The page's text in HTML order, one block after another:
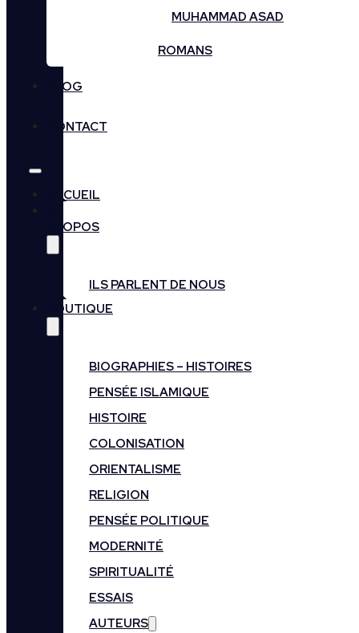
MUHAMMAD ASAD
ROMANS
BLOG
CONTACT
ACCUEIL
PROPOS
ILS PARLENT DE NOUS
BOUTIQUE
BIOGRAPHIES – HISTOIRES
PENSÉE ISLAMIQUE
HISTOIRE
COLONISATION
ORIENTALISME
RELIGION
PENSÉE POLITIQUE
MODERNITÉ
SPIRITUALITÉ
ESSAIS
AUTEURS